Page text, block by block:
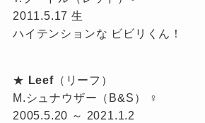
2011.5.17 生
ハイテンションな ビビリくん！
★ Leef（リーフ）
M.シュナウザー（B&S） ♀
2005.5.20 ～ 2021.1.2